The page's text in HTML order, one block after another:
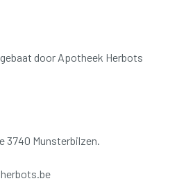
door Apotheek Herbots
3740 Munsterbilzen.